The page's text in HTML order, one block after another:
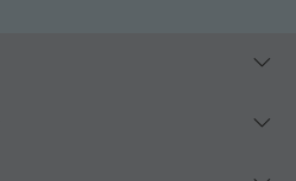
już to wszystko, możesz